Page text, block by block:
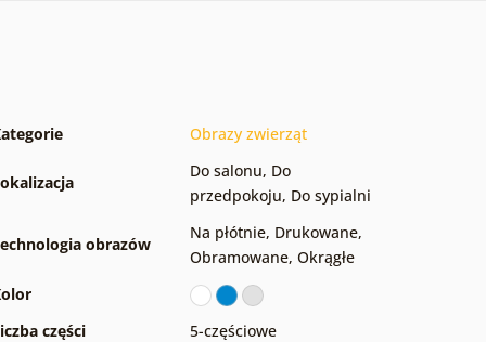
Obrazy zwierząt
Do salonu, Do
przedpokoju, Do sypialni
obrazów
Na płótnie, Drukowane,
Obramowane, Okrągłe
części
5-częściowe